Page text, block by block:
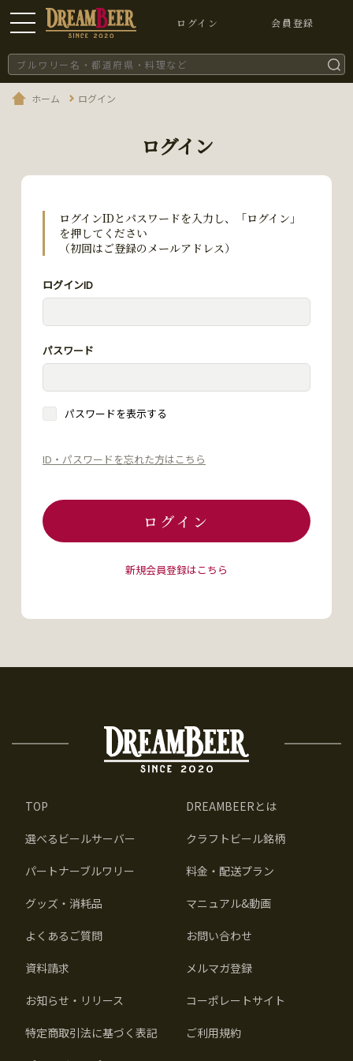
ログイン 会員登録
ホーム ログイン
ログイン
ログインIDとパスワードを入力し、「ログイン」
を押してください
（初回はご登録のメールアドレス）
ログインID
パスワード
パスワードを表示する
ID・パスワードを忘れた方はこちら
ログイン
新規会員登録はこちら
TOP DREAMBEERとは
選べるビールサーバー クラフトビール銘柄
パートナーブルワリー 料金・配送プラン
グッズ・消耗品 マニュアル&動画
よくあるご質問 お問い合わせ
資料請求 メルマガ登録
お知らせ・リリース コーポレートサイト
特定商取引法に基づく表記 ご利用規約